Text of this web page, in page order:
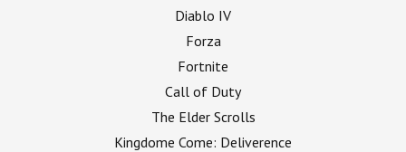
Diablo IV
Forza
Fortnite
Call of Duty
The Elder Scrolls
Kingdome Come: Deliverence